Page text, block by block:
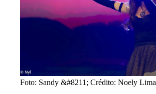
Foto: Sandy &#8211; Crédito: Noely Lima